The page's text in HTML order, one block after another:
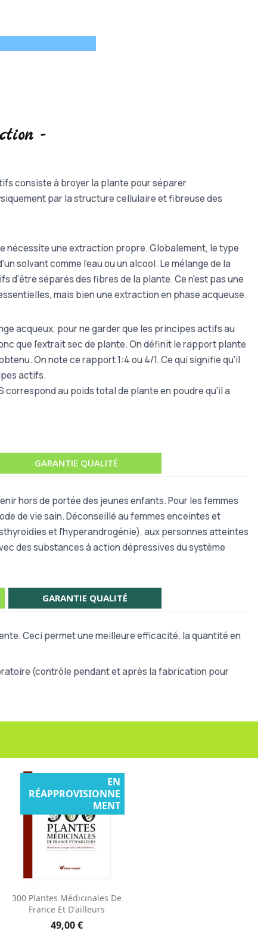
-
consiste à broyer la plante pour séparer
par la structure cellulaire et fibreuse des
nécessite une extraction propre. Globalement, le type
solvant comme l'eau ou un alcool. Le mélange de la
d'être séparés des fibres de la plante. Ce n'est pas une
mais bien une extraction en phase acqueuse.
acqueux, pour ne garder que les principes actifs au
que l'extrait sec de plante. On définit le rapport plante
On note ce rapport 1:4 ou 4/1. Ce qui signifie qu'il
actifs.
correspond au poids total de plante en poudre qu'il a
GARANTIE QUALITÉ
hors de portée des jeunes enfants. Pour les femmes
de vie sain. Déconseillé au femmes enceintes et
et l'hyperandrogénie), aux personnes atteintes
des substances à action dépressives du système
GARANTIE QUALITÉ
Ceci permet une meilleure efficacité, la quantité en
(contrôle pendant et après la fabrication pour
Aperçu rapide
300 Plantes Médicinales De
France Et D'ailleurs
49,00 €
EN
RÉAPPROVISIONNE
MENT